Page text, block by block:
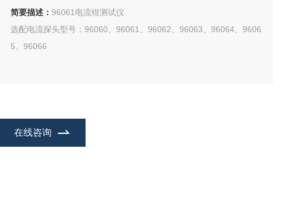
简要描述： 96061电流钳测试仪
选配电流探头型号：96060、96061、96062、96063、96064、9606
5、96066
在线咨询